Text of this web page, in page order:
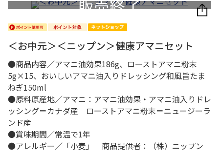
＜お中元＞＜ニップン＞健康アマニセット
●商品内容／アマニ油効果186g、ローストアマニ粉末
5g×15、おいしいアマニ油入りドレッシング和風旨たま
ねぎ150ml
●原料原産地／アマニ：アマニ油効果・アマニ油入りドレ
ッシング＝カナダ産 ローストアマニ粉末＝ニュージーラ
ンド産
●賞味期間／常温で1年
●アレルギー／「小麦」 商品提供者：（株）ニップン